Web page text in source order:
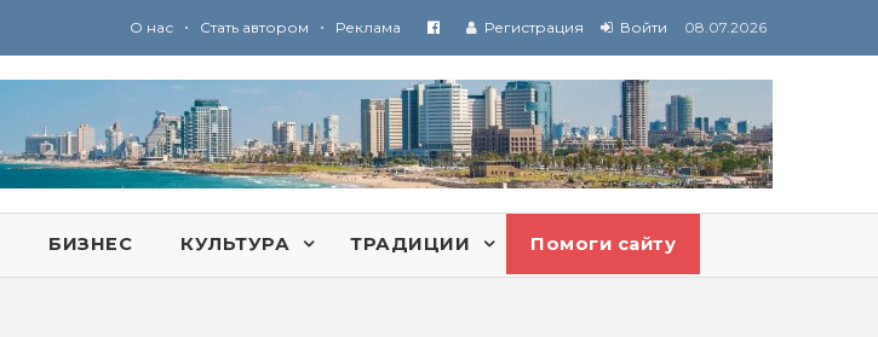
Ю
ридические услуги адвокатской коллегии «Эли Гервиц»: полное сопровождение на всех этапах
О нас • Стать автором • Реклама Регистрация Войти 08.07.2026
БИЗНЕС КУЛЬТУРА ТРАДИЦИИ Помоги сайту